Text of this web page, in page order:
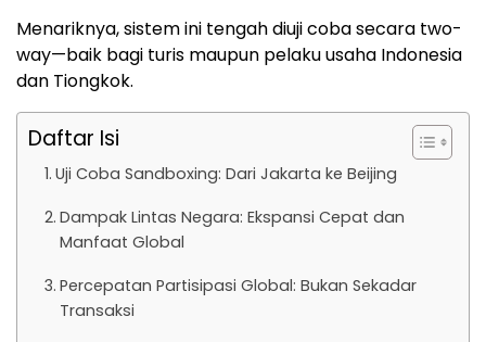
Menariknya, sistem ini tengah diuji coba secara two-
way—baik bagi turis maupun pelaku usaha Indonesia
dan Tiongkok.
Daftar Isi
Uji Coba Sandboxing: Dari Jakarta ke Beijing
Dampak Lintas Negara: Ekspansi Cepat dan
Manfaat Global
Percepatan Partisipasi Global: Bukan Sekadar
Transaksi